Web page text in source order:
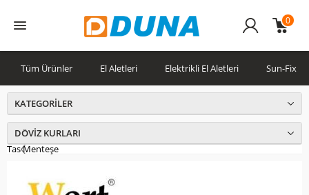
0
Tüm Ürünler El Aletleri Elektrikli El Aletleri Sun-Fix
KATEGORILER
DÖVIZ KURLARI
Tas Menteşe